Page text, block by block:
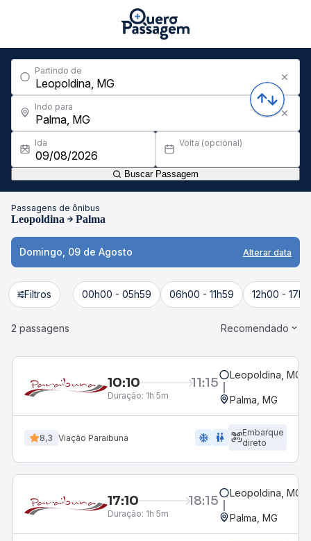
Partindo de
Indo para
Ida Volta (opcional)
Buscar Passagem
Passagens de ônibus
Leopoldina Palma
Domingo, 09 de Agosto Alterar data
Filtros 00h00 - 05h59 06h00 - 11h59 12h00 -
2 passagens Recomendado
10:10 11:15
Duração: 1h 5m
Leopoldina, MG
Palma, MG
8,3 Viação Paraibuna ac_unit wc
Embarque
direto
17:10 18:15
Duração: 1h 5m
Leopoldina, MG
Palma, MG